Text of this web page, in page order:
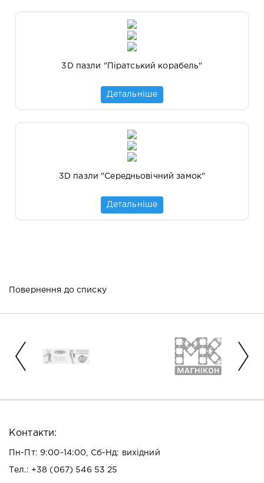
3D пазли "Піратський корабель"
Детальніше
3D пазли "Середньовічний замок"
Детальніше
Повернення до списку
Контакти:
Пн-Пт: 9:00-14:00, Сб-Нд: вихідний
Тел.: +38 (067) 546 53 25